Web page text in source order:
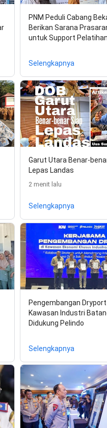
PNM Peduli Cabang
Berikan Sarana
untuk Support
Selengkapnya
Garut Utara Benar-
Lepas Landas
2 menit lalu
Selengkapnya
Pengembangan
Kawasan Industri
Didukung Pelindo
Selengkapnya